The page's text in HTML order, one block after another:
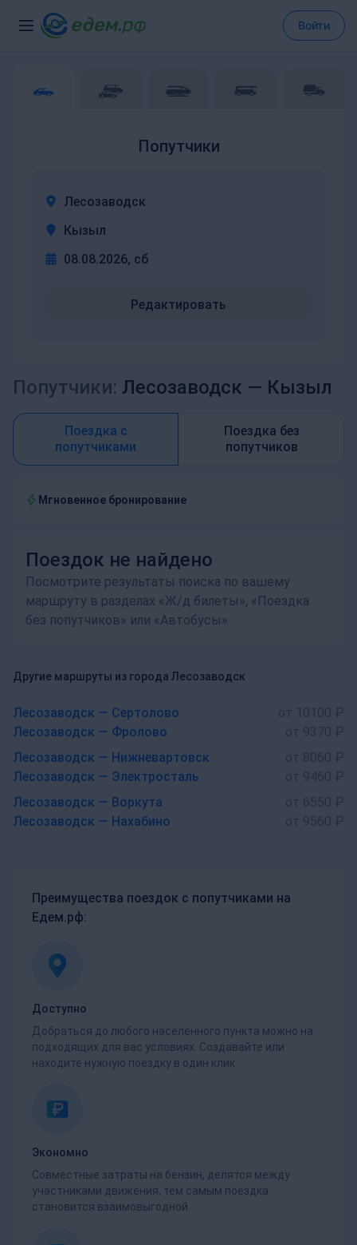
Войти
Попутчики
Лесозаводск
Кызыл
08.08.2026, сб
Редактировать
Попутчики: Лесозаводск — Кызыл
Поездка с
попутчиками
Поездка без
попутчиков
Мгновенное бронирование
Поездок не найдено
Посмотрите результаты поиска по вашему
маршруту в разделах «Ж/д билеты», «Поездка
без попутчиков» или «Автобусы»
Другие маршруты из города Лесозаводск
Лесозаводск — Сертолово
Лесозаводск — Фролово
Лесозаводск — Нижневартовск
Лесозаводск — Электросталь
Лесозаводск — Воркута
Лесозаводск — Нахабино
Преимущества поездок с попутчиками на
Едем.рф:
Доступно
Добраться до любого населенного пункта можно на
подходящих для вас условиях. Создавайте или
находите нужную поездку в один клик.
Экономно
Совместные затраты на бензин, делятся между
участниками движения, тем самым поездка
становится взаимовыгодной.